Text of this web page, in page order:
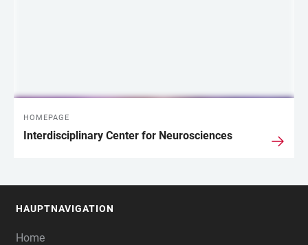
HOMEPAGE
Interdisciplinary Center for Neurosciences
HAUPTNAVIGATION
Home